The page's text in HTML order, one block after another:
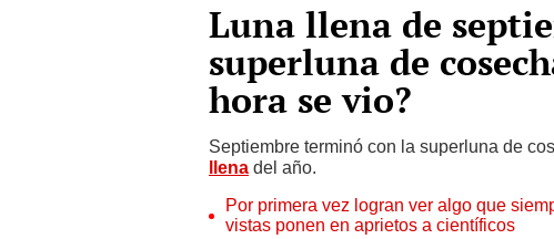
Luna llena de
superluna de
hora se vio?
Septiembre terminó con la superluna de
llena del año.
Por primera vez logran ver algo que
vistas ponen en aprietos a científicos